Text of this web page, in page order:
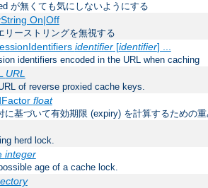
が無くても気にしないようにする
On|Off
リーストリングを無視する
identifier[identifier] ...
identifiers encoded in the URL when caching
URL
of reverse proxied cache keys.
float
に基づいて有効期限 (expiry) を計算するための
herd lock.
integer
age of a cache lock.